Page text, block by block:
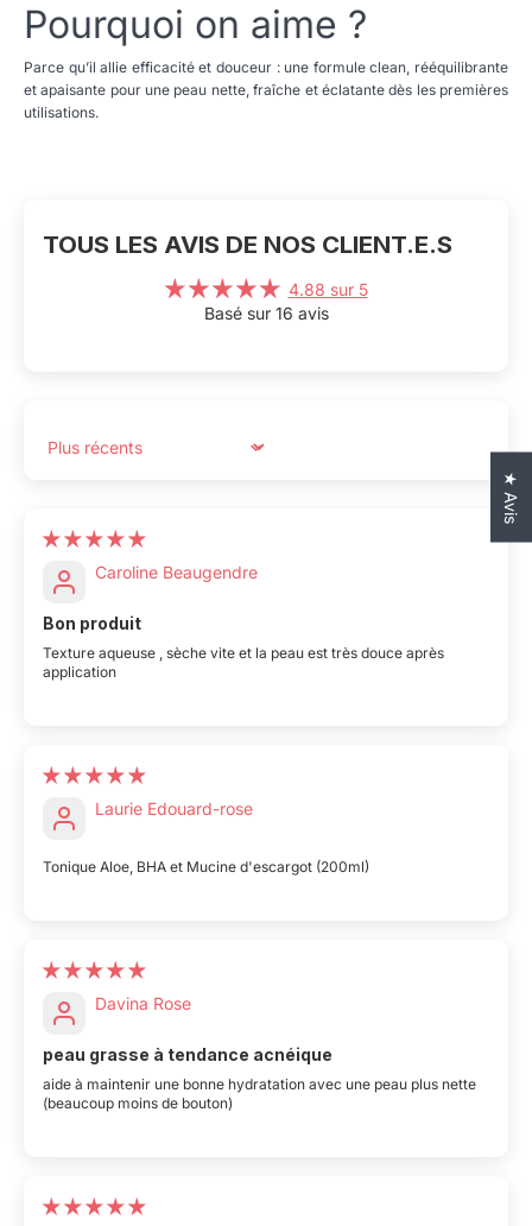
Pourquoi on aime ?
Parce qu’il allie efficacité et douceur : une formule clean, rééquilibrante
et apaisante pour une peau nette, fraîche et éclatante dès les premières
utilisations.
TOUS LES AVIS DE NOS CLIENT.E.S
4.88 sur 5
Basé sur 16 avis
Sort by
Caroline Beaugendre
Bon produit
Texture aqueuse , sèche vite et la peau est très douce après
application
Laurie Edouard-rose
Tonique Aloe, BHA et Mucine d'escargot (200ml)
Davina Rose
peau grasse à tendance acnéique
aide à maintenir une bonne hydratation avec une peau plus nette
(beaucoup moins de bouton)
★ Avis